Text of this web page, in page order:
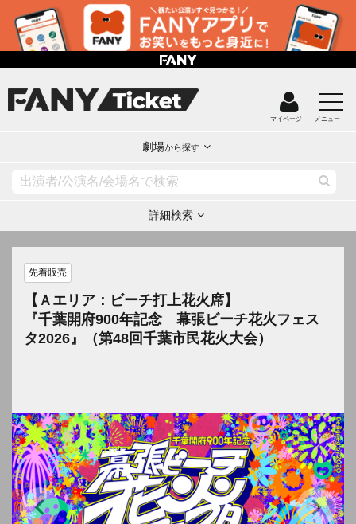
マイページ メニュー
劇場から探す
詳細検索
先着販売
【Ａエリア：ビーチ打上花火席】
『千葉開府900年記念 幕張ビーチ花火フェス
タ2026』（第48回千葉市民花火大会）